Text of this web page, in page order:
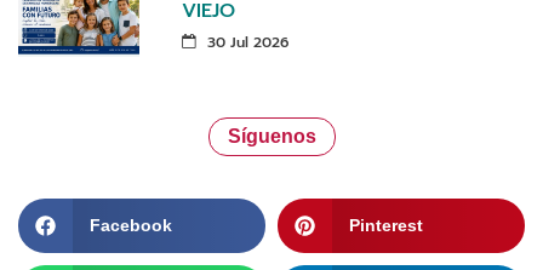
VIEJO
30 Jul 2026
Síguenos
Facebook Pinterest